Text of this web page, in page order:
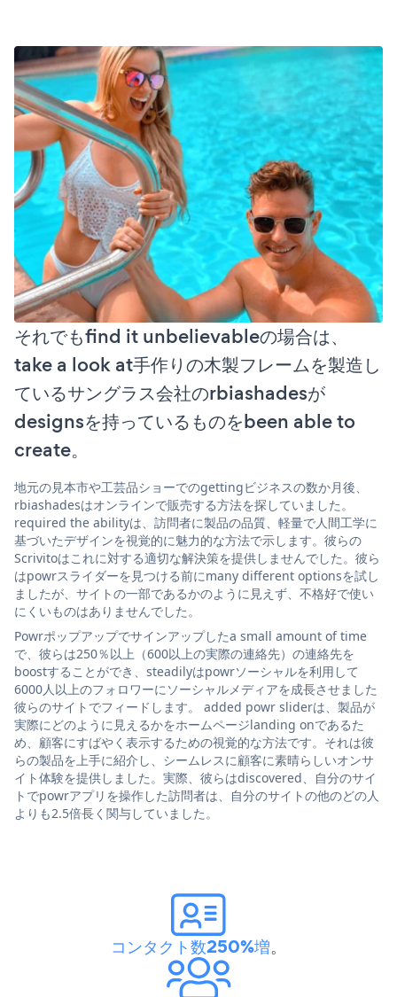
それでもfind it unbelievableの場合は、
take a look at手作りの木製フレームを製造し
ているサングラス会社のrbiashadesが
designsを持っているものをbeen able to
create。
地元の見本市や工芸品ショーでのgettingビジネスの数か月後、
rbiashadesはオンラインで販売する方法を探していました。
required the abilityは、訪問者に製品の品質、軽量で人間工学に
基づいたデザインを視覚的に魅力的な方法で示します。彼らの
Scrivitoはこれに対する適切な解決策を提供しませんでした。彼ら
はpowrスライダーを見つける前にmany different optionsを試し
ましたが、サイトの一部であるかのように見えず、不格好で使い
にくいものはありませんでした。
Powrポップアップでサインアップしたa small amount of time
で、彼らは250％以上（600以上の実際の連絡先）の連絡先を
boostすることができ、steadilyはpowrソーシャルを利用して
6000人以上のフォロワーにソーシャルメディアを成長させました
彼らのサイトでフィードします。 added powr sliderは、製品が
実際にどのように見えるかをホームページlanding onであるた
め、顧客にすばやく表示するための視覚的な方法です。それは彼
らの製品を上手に紹介し、シームレスに顧客に素晴らしいオンサ
イト体験を提供しました。実際、彼らはdiscovered、自分のサイ
トでpowrアプリを操作した訪問者は、自分のサイトの他のどの人
よりも2.5倍長く関与していました。
コンタクト数250%増。